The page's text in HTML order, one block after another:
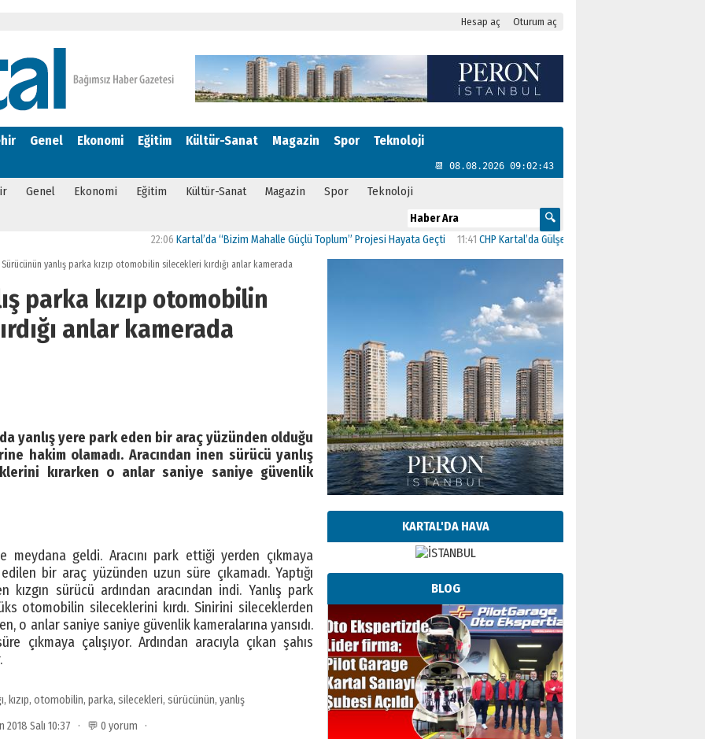
Hesap aç Oturum aç
Genel Ekonomi Eğitim Kültür-Sanat Magazin Spor Teknoloji
📆 08.08.2026 09:02:44
Genel Ekonomi Eğitim Kültür-Sanat Magazin Spor Teknoloji
Kartal’da “Bizim Mahalle Güçlü Toplum” Projesi Hayata Geçti 11:41 CHP Kartal’da Gülşen Neşe Büklü dönemi
Sürücünün yanlış parka kızıp otomobilin silecekleri kırdığı anlar kamerada
parka kızıp otomobilin
anlar kamerada
yanlış yere park eden bir araç yüzünden olduğu
hakim olamadı. Aracından inen sürücü yanlış
kırarken o anlar saniye saniye güvenlik
meydana geldi. Aracını park ettiği yerden çıkmaya
bir araç yüzünden uzun süre çıkamadı. Yaptığı
kızgın sürücü ardından aracından indi. Yanlış park
otomobilin sileceklerini kırdı. Sinirini sileceklerden
o anlar saniye saniye güvenlik kameralarına yansıdı.
çıkmaya çalışıyor. Ardından aracıyla çıkan şahıs
, kızıp, otomobilin, parka, silecekleri, sürücünün, yanlış
2018 Salı 10:37 · 💬 0 yorum ·
KARTAL'DA HAVA
BLOG